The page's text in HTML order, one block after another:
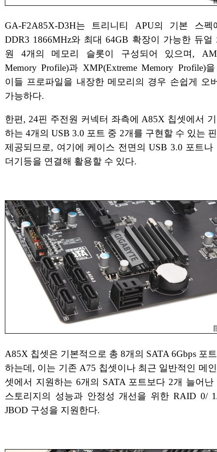
GA-F2A85X-D3H는 트리니티 APU의 기본 스펙
DDR3 1866MHz와 최대 64GB 확장이 가능한 듀얼
원 4개의 메모리 슬롯이 구성되어 있으며,
Memory Profile)과 XMP(Extreme Memory Profile)
이들 프로파일을 내장한 메모리의 경우 손쉽게 오
가능하다.
한편, 24핀 주전원 커넥터 좌측에 A85X 칩셋에서
하는 4개의 USB 3.0 포트 중 2개를 구현할 수 있는
제공되므로, 여기에 케이스 전면의 USB 3.0 포트나
더기등을 연결해 활용할 수 있다.
A85X 칩셋은 기본적으로 총 8개의 SATA 6Gbps 포
하는데, 이는 기존 A75 칩셋이나 최근 일반적인 메
셋에서 지원하는 6개의 SATA 포트보다 2개 늘어난
스토리지의 성능과 안정성 개선을 위한 RAID 0/
JBOD 구성을 지원한다.